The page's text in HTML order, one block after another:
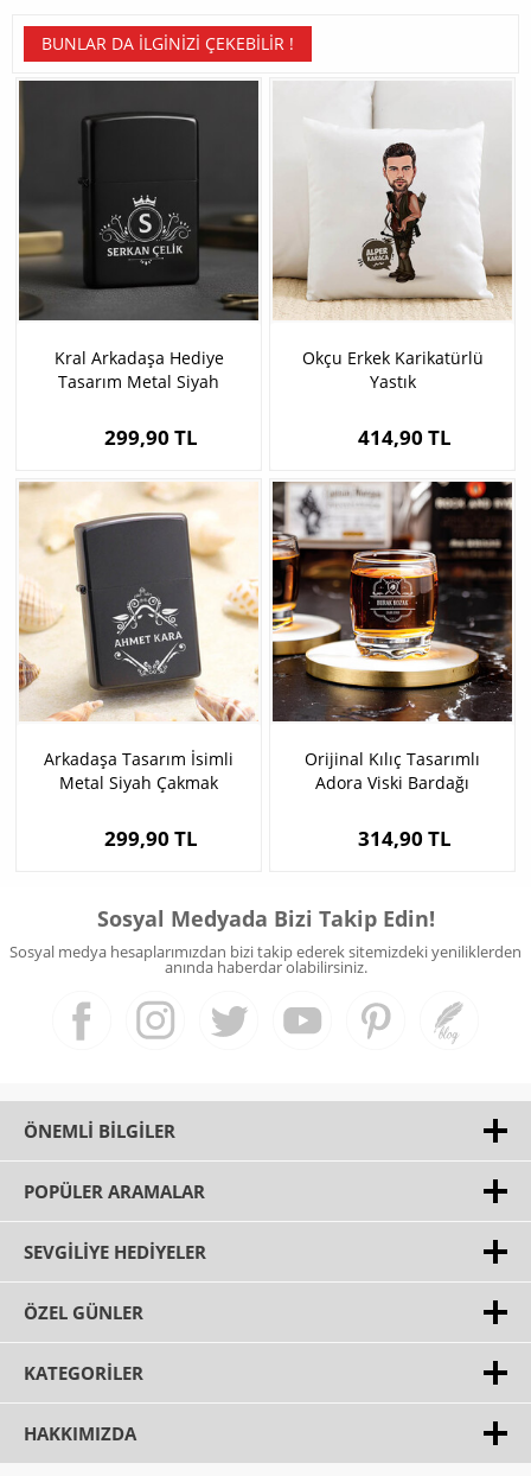
BUNLAR DA İLGINIZI ÇEKEBILIR !
Kral Arkadaşa Hediye
Tasarım Metal Siyah
299,90 TL
Okçu Erkek Karikatürlü
Yastık
414,90 TL
Arkadaşa Tasarım İsimli
Metal Siyah Çakmak
299,90 TL
Orijinal Kılıç Tasarımlı
Adora Viski Bardağı
314,90 TL
Sosyal Medyada Bizi Takip Edin!
Sosyal medya hesaplarımızdan bizi takip ederek sitemizdeki yeniliklerden
anında haberdar olabilirsiniz.
ÖNEMLI BILGILER
POPÜLER ARAMALAR
SEVGILIYE HEDIYELER
ÖZEL GÜNLER
KATEGORILER
HAKKIMIZDA